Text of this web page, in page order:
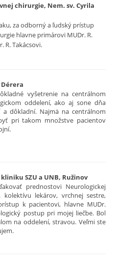
chirurgie, Nem. sv. Cyrila
za odborný a ľudský prístup
hlavne primárovi MUDr. R.
R. Takácsovi.
vyšetrenie na centrálnom
oddelení, ako aj sone dňa
dôkladní. Najmä na centrálnom
pri takom množstve pacientov
SZU a UNB, Ružinov
prednostovi Neurologickej
lekárov, vrchnej sestre,
k pacientovi, hlavne MUDr.
postup pri mojej liečbe. Bol
na oddelení, stravou. Veľmi ste